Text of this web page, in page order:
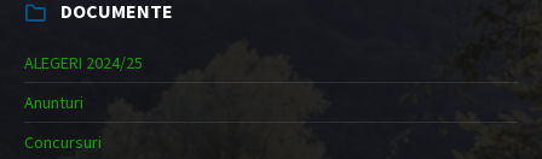
DOCUMENTE
ALEGERI 2024/25
Anunturi
Concursuri